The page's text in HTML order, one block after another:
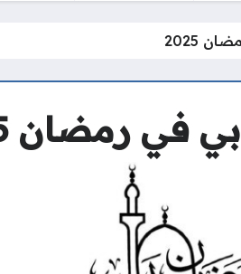
2025
رمضان 2025